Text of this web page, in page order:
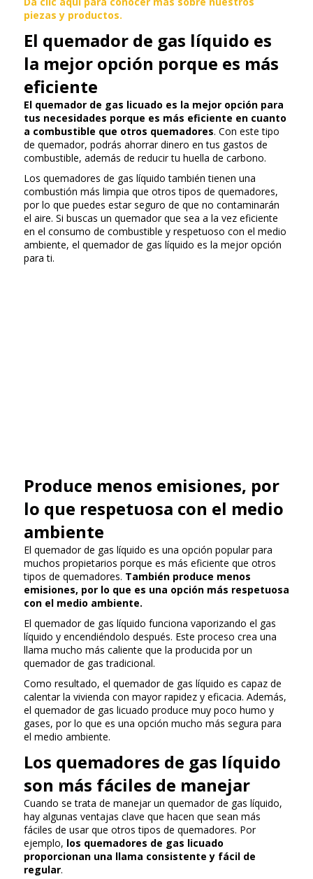
piezas y productos.
El quemador de gas líquido es
la mejor opción porque es más
eficiente
El quemador de gas licuado es la mejor opción para
tus necesidades porque es más eficiente en cuanto
a combustible que otros quemadores. Con este tipo
de quemador, podrás ahorrar dinero en tus gastos de
combustible, además de reducir tu huella de carbono.
Los quemadores de gas líquido también tienen una
combustión más limpia que otros tipos de quemadores,
por lo que puedes estar seguro de que no contaminarán
el aire. Si buscas un quemador que sea a la vez eficiente
en el consumo de combustible y respetuoso con el medio
ambiente, el quemador de gas líquido es la mejor opción
para ti.
Produce menos emisiones, por
lo que respetuosa con el medio
ambiente
El quemador de gas líquido es una opción popular para
muchos propietarios porque es más eficiente que otros
tipos de quemadores. También produce menos
emisiones, por lo que es una opción más respetuosa
con el medio ambiente.
El quemador de gas líquido funciona vaporizando el gas
líquido y encendiéndolo después. Este proceso crea una
llama mucho más caliente que la producida por un
quemador de gas tradicional.
Como resultado, el quemador de gas líquido es capaz de
calentar la vivienda con mayor rapidez y eficacia. Además,
el quemador de gas licuado produce muy poco humo y
gases, por lo que es una opción mucho más segura para
el medio ambiente.
Los quemadores de gas líquido
son más fáciles de manejar
Cuando se trata de manejar un quemador de gas líquido,
hay algunas ventajas clave que hacen que sean más
fáciles de usar que otros tipos de quemadores. Por
ejemplo, los quemadores de gas licuado
proporcionan una llama consistente y fácil de
regular.